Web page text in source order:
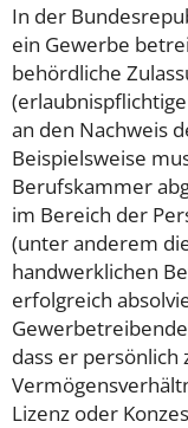
In der
ein Gewerbe
behördliche
an den Nachweis
Beispielsweise
Berufskammer
im Bereich der
(unter anderem
handwerklichen
erfolgreich
dass er persönlich
Lizenz oder